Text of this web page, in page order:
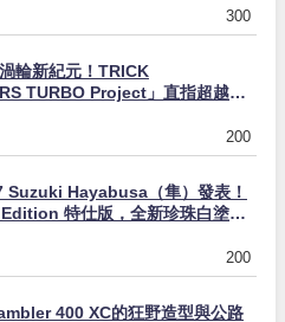
300
輪新紀元！TRICK
TURBO Project」直指超越
200
Suzuki Hayabusa（隼）發表！
特仕版，全新珍珠白塗裝
200
400 XC的狂野造型與公路